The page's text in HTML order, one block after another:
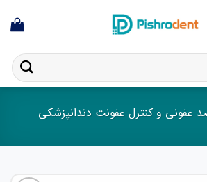
و کنترل عفونت دندانپزشکی